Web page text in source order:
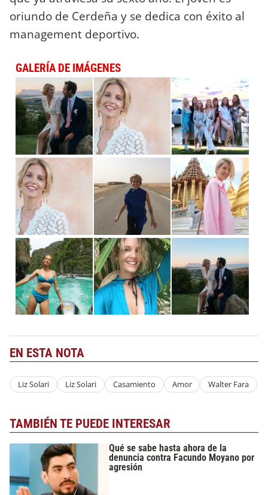
oriundo de Cerdeña y se dedica con éxito al
management deportivo.
GALERÍA DE IMÁGENES
EN ESTA NOTA
Liz Solari Liz Solari Casamiento Amor Walter Fara
TAMBIÉN TE PUEDE INTERESAR
Qué se sabe hasta ahora de la
denuncia contra Facundo Moyano por
agresión